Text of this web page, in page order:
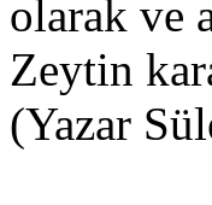
olarak ve
Zeytin
(Yazar